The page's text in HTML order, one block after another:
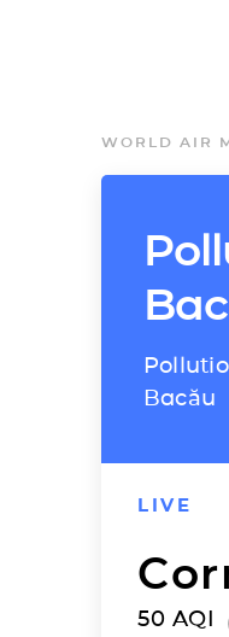
WORLD AIR
Bacău
LIVE
50 AQI